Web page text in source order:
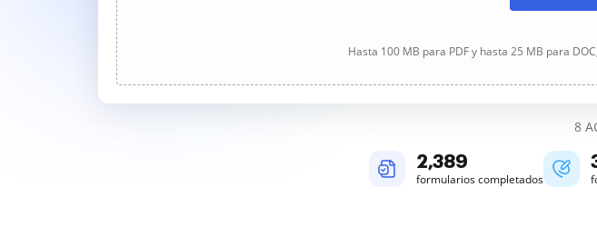
Hasta 100 MB para PDF y hasta 25 MB para DOC,
8
2,390
formularios completados